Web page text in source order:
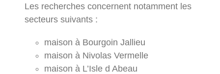
Les recherches concernent notamment les
secteurs suivants :
maison à Bourgoin Jallieu
maison à Nivolas Vermelle
maison à L’Isle d Abeau